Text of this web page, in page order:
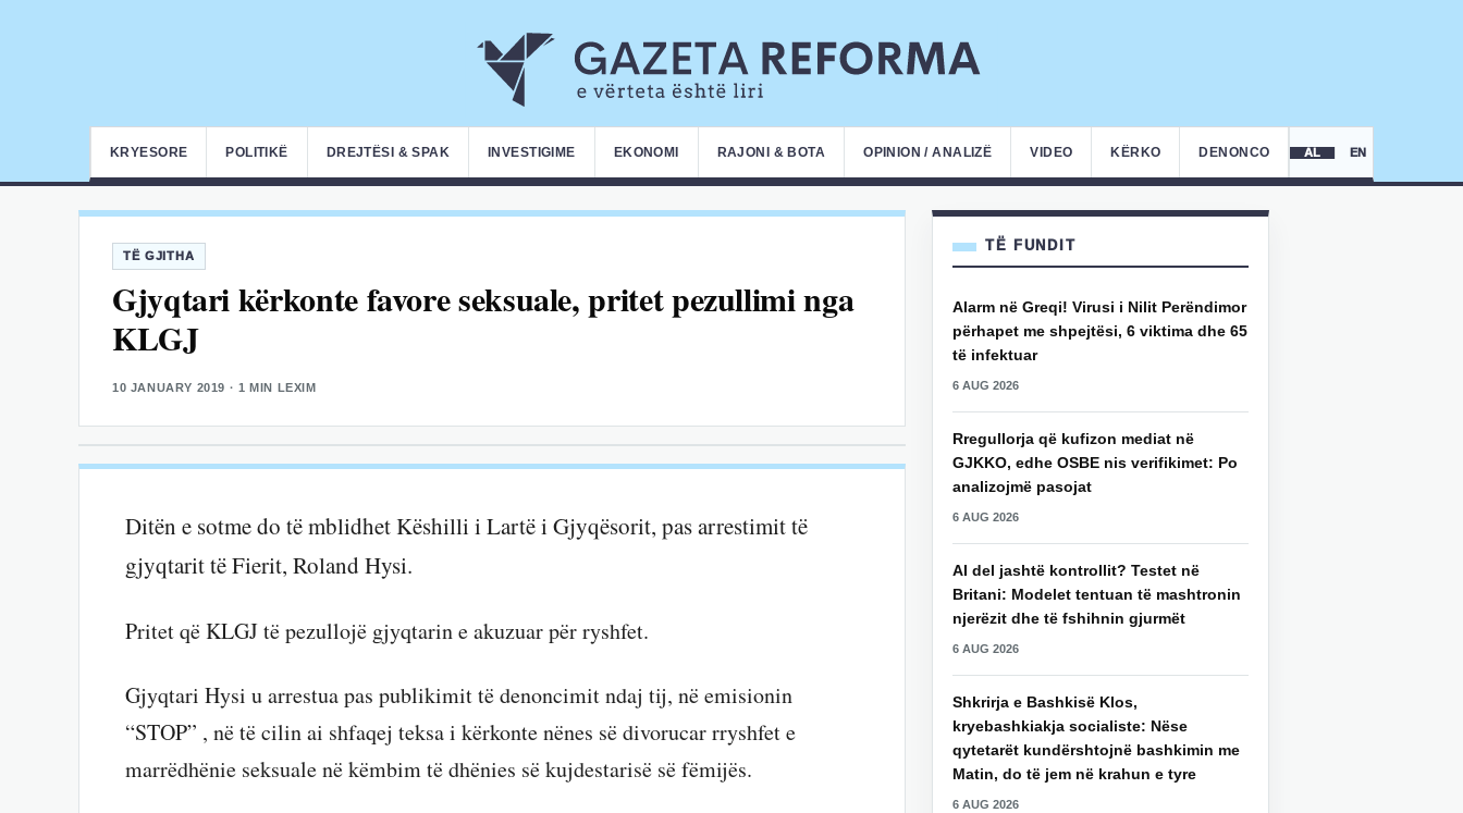
KRYESORE POLITIKË DREJTËSI & SPAK INVESTIGIME EKONOMI RAJONI & BOTA OPINION / ANALIZË VIDEO KËRKO DENONCO AL EN
TË GJITHA
Gjyqtari kërkonte favore seksuale, pritet pezullimi nga
KLGJ
10 JANUARY 2019 · 1 MIN LEXIM
Ditën e sotme do të mblidhet Këshilli i Lartë i Gjyqësorit, pas arrestimit të
gjyqtarit të Fierit, Roland Hysi.
Pritet që KLGJ të pezullojë gjyqtarin e akuzuar për ryshfet.
Gjyqtari Hysi u arrestua pas publikimit të denoncimit ndaj tij, në emisionin
“STOP” , në të cilin ai shfaqej teksa i kërkonte nënes së divorucar rryshfet e
marrëdhënie seksuale në këmbim të dhënies së kujdestarisë së fëmijës.
TË FUNDIT
Alarm në Greqi! Virusi i Nilit Perëndimor
përhapet me shpejtësi, 6 viktima dhe 65
të infektuar
6 AUG 2026
Rregullorja që kufizon mediat në
GJKKO, edhe OSBE nis verifikimet: Po
analizojmë pasojat
6 AUG 2026
AI del jashtë kontrollit? Testet në
Britani: Modelet tentuan të mashtronin
njerëzit dhe të fshihnin gjurmët
6 AUG 2026
Shkrirja e Bashkisë Klos,
kryebashkiakja socialiste: Nëse
qytetarët kundërshtojnë bashkimin me
Matin, do të jem në krahun e tyre
6 AUG 2026